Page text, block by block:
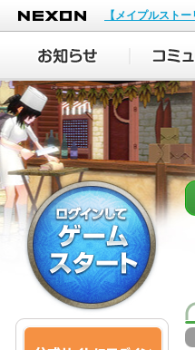
NEXON
【メイプルスト